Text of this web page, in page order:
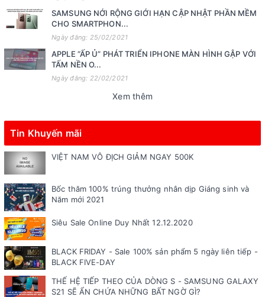
SAMSUNG NỚI RỘNG GIỚI HẠN CẬP NHẬT PHẦN MỀM
CHO SMARTPHON...
Ngày đăng: 25/02/2021
APPLE “ẤP Ủ” PHÁT TRIỂN IPHONE MÀN HÌNH GẬP VỚI
TẤM NỀN O...
Ngày đăng: 22/02/2021
Xem thêm
Tin Khuyến mãi
VIỆT NAM VÔ ĐỊCH GIẢM NGAY 500K
Bốc thăm 100% trúng thưởng nhân dịp Giáng sinh và
Năm mới 2021
Siêu Sale Online Duy Nhất 12.12.2020
BLACK FRIDAY - Sale 100% sản phẩm 5 ngày liên tiếp -
BLACK FIVE-DAY
THẾ HỆ TIẾP THEO CỦA DÒNG S - SAMSUNG GALAXY
S21 SẼ ẨN CHỨA NHỮNG BẤT NGỜ GÌ?